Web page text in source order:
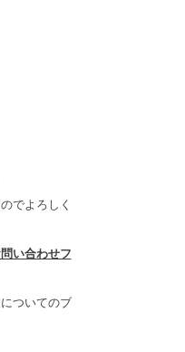
でよろしく
い合わせフ
ついてのブ